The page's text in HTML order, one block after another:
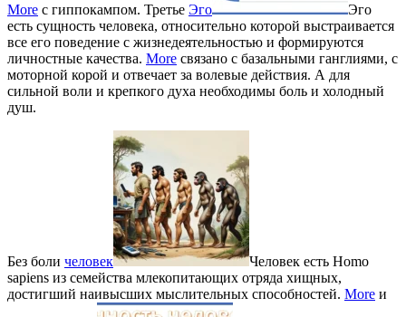
More с гиппокампом. Третье Эго
Эго
есть сущность человека, относительно которой выстраивается
все его поведение с жизнедеятельностью и формируются
личностные качества. More связано с базальными ганглиями, с
моторной корой и отвечает за волевые действия. А для
сильной воли и крепкого духа необходимы боль и холодный
душ.
Без боли человек
Человек есть Homo
sapiens из семейства млекопитающих отряда хищных,
достигший наивысших мыслительных способностей. More и